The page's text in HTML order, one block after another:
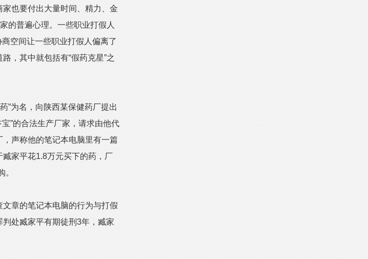
也要付出大量时间、精力、金
的普遍心理。一些职业打假人
商空间让一些职业打假人偏离了
，其中就包括有“假药克星”之
”为名，向陕西某保健药厂提出
”的合法生产厂家，请求由他代
声称他的笔记本电脑里有一篇
家平花1.8万元买下的药，厂
。
章的笔记本电脑的行为与打假
处臧家平有期徒刑3年，臧家